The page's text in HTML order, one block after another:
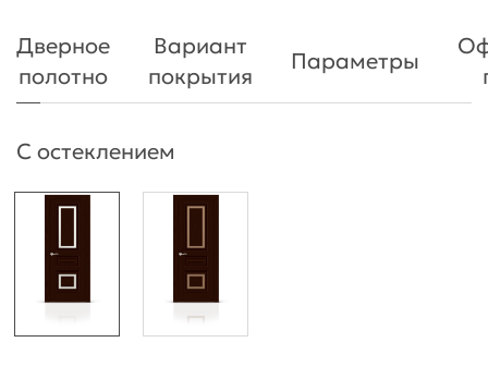
Дверное
полотно
Вариант
покрытия
Параметры
С остеклением